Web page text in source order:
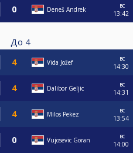
Deneš Andrek
вс
13:42
До 4
Vida Jožef
вс
14:30
Dalibor Geljic
вс
14:31
Milos Pekez
вс
13:54
Vujosevic Goran
вс
14:00